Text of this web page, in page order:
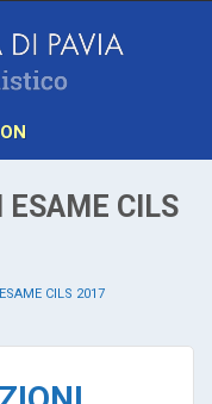
ESAME CILS
CILS 2017